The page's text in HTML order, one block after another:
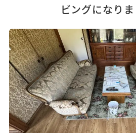
ビングになりま